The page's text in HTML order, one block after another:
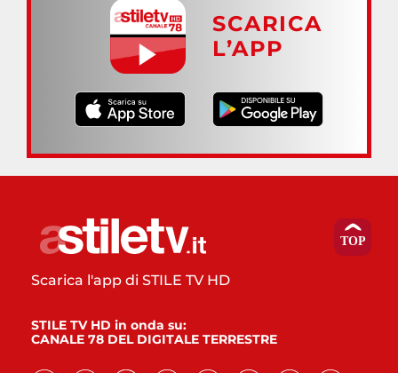
SCARICA
L’APP
Scarica l'app di STILE TV HD
STILE TV HD in onda su:
CANALE 78 DEL DIGITALE TERRESTRE